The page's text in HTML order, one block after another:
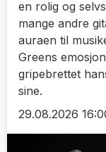
en rolig og
mange andre
auraen til
Greens
gripebrettet
sine.
29.08.2026